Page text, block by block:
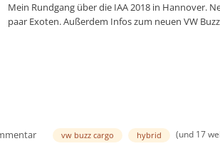
Mein Rundgang über die IAA 2018 in Hannover.
paar Exoten. Außerdem Infos zum neuen VW
vw buzz cargo hybrid (und 17